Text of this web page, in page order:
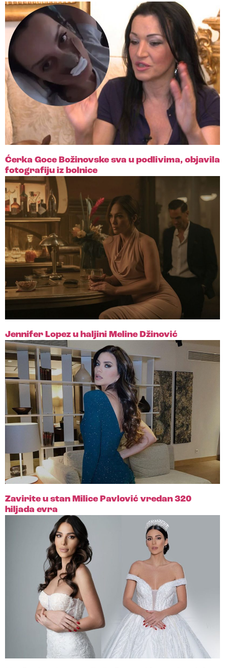
Ćerka Goce Božinovske sva u podlivima, objavila
fotografiju iz bolnice
Jennifer Lopez u haljini Meline Džinović
Zavirite u stan Milice Pavlović vredan 320
hiljada evra